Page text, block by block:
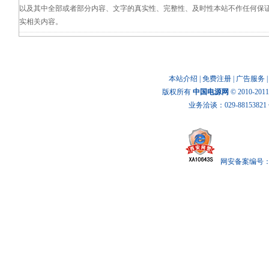
以及其中全部或者部分内容、文字的真实性、完整性、及时性本站不作任何保
实相关内容。
本站介绍 免费注册 广告服务
版权所有 中国电源网 © 2010-
业务洽谈：029-
网安备案编号